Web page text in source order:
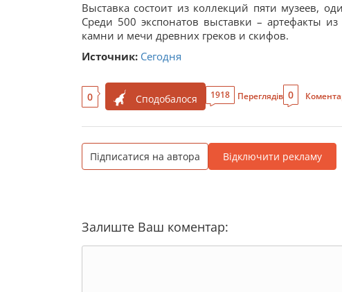
Выставка состоит из коллекций пяти музеев,
Среди 500 экспонатов выставки – артефакты
камни и мечи древних греков и скифов.
Источник: Сегодня
0 Сподобалося 1918 Переглядів 0
Підписатися на автора Відключити рекламу
Залиште Ваш коментар: